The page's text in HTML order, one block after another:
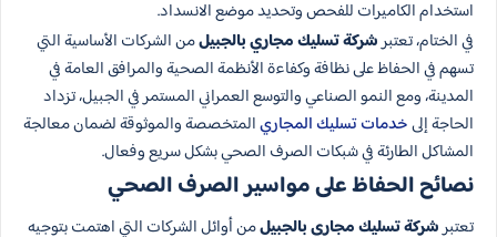
استخدام الكاميرات للفحص وتحديد موضع الانسداد.
في الختام، تعتبرشركة تسليك مجاري بالجبيلمن الشركات الأساسية التي
تسهم في الحفاظ على نظافة وكفاءة الأنظمة الصحية والمرافق العامة في
المدينة، ومع النمو الصناعي والتوسع العمراني المستمر في الجبيل، تزداد
الحاجة إلىخدمات تسليك المجاريالمتخصصة والموثوقة لضمان معالجة
المشاكل الطارئة في شبكات الصرف الصحي بشكل سريع وفعال.
نصائح الحفاظ على مواسير الصرف الصحي
تعتبرشركة تسليك مجاري بالجبيلمن أوائل الشركات التي اهتمت بتوجيه